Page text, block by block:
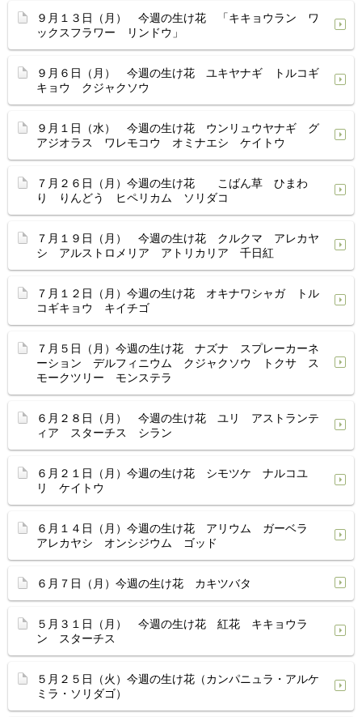
９月１３日（月） 今週の生け花 「キキョウラン ワ
ックスフラワー リンドウ」
９月６日（月） 今週の生け花 ユキヤナギ トルコギ
キョウ クジャクソウ
９月１日（水） 今週の生け花 ウンリュウヤナギ グ
アジオラス ワレモコウ オミナエシ ケイトウ
７月２６日（月）今週の生け花 こばん草 ひまわ
り りんどう ヒペリカム ソリダコ
７月１９日（月） 今週の生け花 クルクマ アレカヤ
シ アルストロメリア アトリカリア 千日紅
７月１２日（月）今週の生け花 オキナワシャガ トル
コギキョウ キイチゴ
７月５日（月）今週の生け花 ナズナ スプレーカーネ
ーション デルフィニウム クジャクソウ トクサ ス
モークツリー モンステラ
６月２８日（月） 今週の生け花 ユリ アストランテ
ィア スターチス シラン
６月２１日（月）今週の生け花 シモツケ ナルコユ
リ ケイトウ
６月１４日（月）今週の生け花 アリウム ガーベラ
アレカヤシ オンシジウム ゴッド
６月７日（月）今週の生け花 カキツバタ
５月３１日（月） 今週の生け花 紅花 キキョウラ
ン スターチス
５月２５日（火）今週の生け花（カンパニュラ・アルケ
ミラ・ソリダゴ）